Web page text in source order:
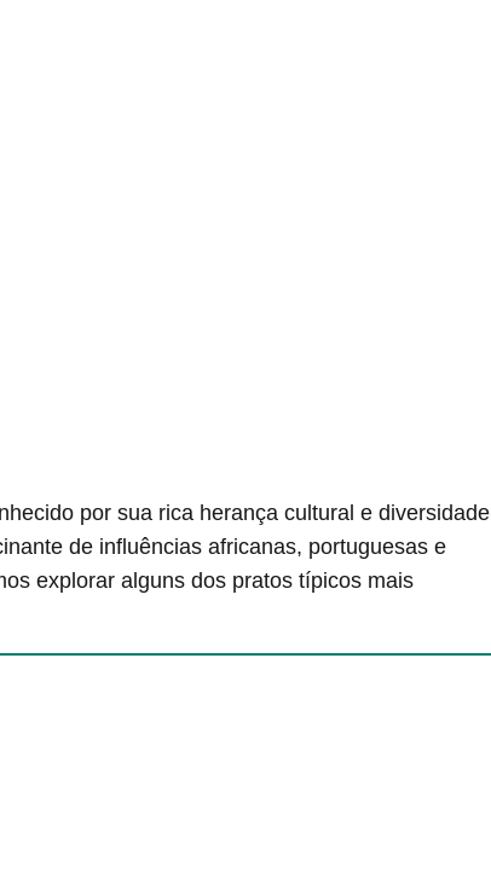
por sua rica herança cultural e diversidade
de influências africanas, portuguesas e
explorar alguns dos pratos típicos mais